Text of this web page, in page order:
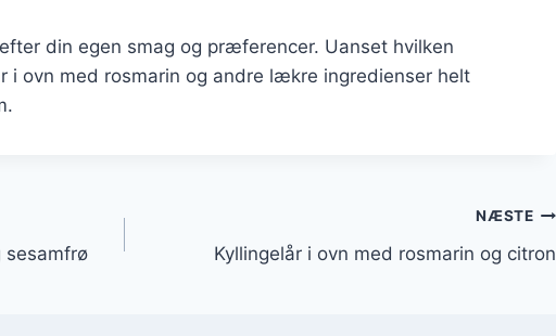
din egen smag og præferencer. Uanset hvilken
i ovn med rosmarin og andre lækre ingredienser helt
sesamfrø
NÆSTE
Kyllingelår i ovn med rosmarin og citron